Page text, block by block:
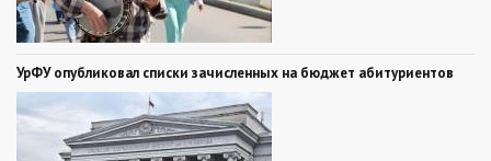
УрФУ опубликовал списки зачисленных на бюджет абитуриентов